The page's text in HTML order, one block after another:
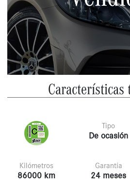
Características
Tipo
De ocasión
Kilómetros
86000 km
Garantía
24 meses